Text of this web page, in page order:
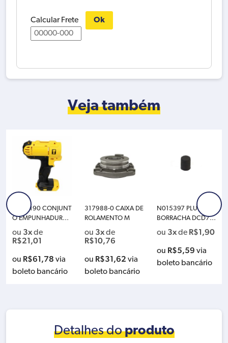
Calcular Frete Ok
Veja também
N428190 CONJUNT
O EMPUNHADURA
D DCD776 DEWALT
ou 3xde
R$21,01
ou R$61,78 via
boleto bancário
317988-0 CAIXA DE
ROLAMENTO M
ou 3xde
R$10,76
ou R$31,62 via
boleto bancário
N015397 PLUG DE
BORRACHA DCD77
ou 3xde R$1,90
ou R$5,59 via
boleto bancário
Detalhes doproduto